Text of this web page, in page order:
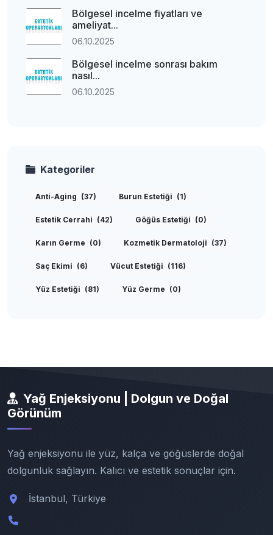
Bölgesel incelme fiyatları ve
ameliyat...
06.10.2025
Bölgesel incelme sonrası bakım
nasıl...
06.10.2025
Kategoriler
Anti-Aging (37) Burun Estetiği (1)
Estetik Cerrahi (42) Göğüs Estetiği (0)
Karın Germe (0) Kozmetik Dermatoloji (37)
Saç Ekimi (6) Vücut Estetiği (116)
Yüz Estetiği (81) Yüz Germe (0)
Yağ Enjeksiyonu | Dolgun ve Doğal
Görünüm
Yağ enjeksiyonu ile yüz, kalça ve göğüslerde doğal
dolgunluk sağlayın. Kalıcı ve estetik sonuçlar için.
İstanbul, Türkiye